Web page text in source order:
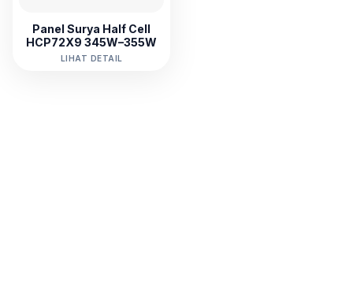
Panel Surya Half Cell
HCP72X9 345W–355W
LIHAT DETAIL